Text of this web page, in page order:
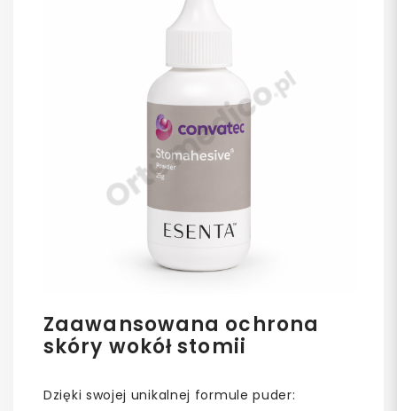
Zaawansowana ochrona
skóry wokół stomii
Dzięki swojej unikalnej formule puder: